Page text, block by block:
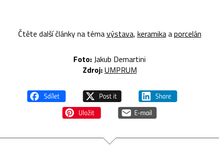
Čtěte další články na témavýstava, keramikaaporcelán
Foto:Jakub Demartini
Zdroj:UMPRUM